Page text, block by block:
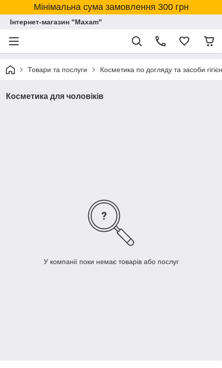
Мінімальна сума замовлення 300 грн
Інтернет-магазин "Maxam"
Товари та послуги Косметика по догляду та засоби
Косметика для чоловіків
У компанії поки немає товарів або послуг